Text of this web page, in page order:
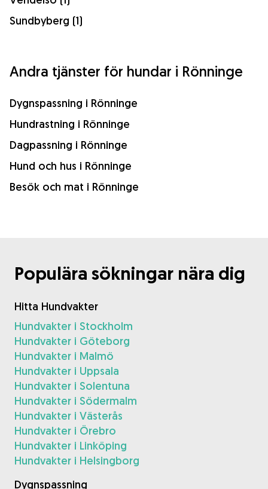
Sundbyberg (1)
Andra tjänster för hundar i Rönninge
Dygnspassning i Rönninge
Hundrastning i Rönninge
Dagpassning i Rönninge
Hund och hus i Rönninge
Besök och mat i Rönninge
Populära sökningar nära dig
Hitta Hundvakter
Hundvakter i Stockholm
Hundvakter i Göteborg
Hundvakter i Malmö
Hundvakter i Uppsala
Hundvakter i Solentuna
Hundvakter i Södermalm
Hundvakter i Västerås
Hundvakter i Örebro
Hundvakter i Linköping
Hundvakter i Helsingborg
Dygnspassning